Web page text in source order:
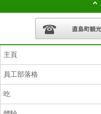
主頁
員工部落格
吃